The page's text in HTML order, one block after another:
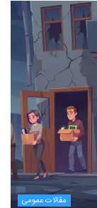
مقالات عمومی